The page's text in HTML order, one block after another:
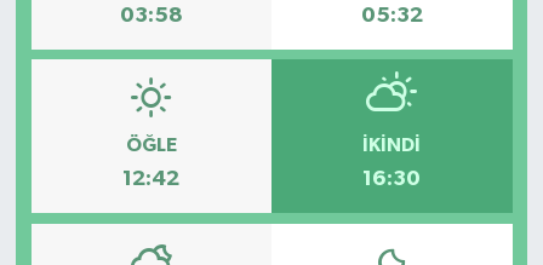
03:58 05:32
ÖĞLE
12:42
İKINDI
16:30